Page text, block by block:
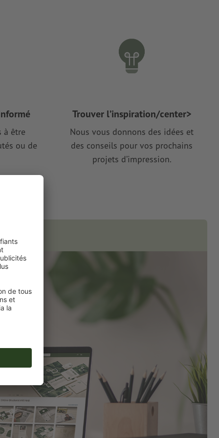
à être
ou de
Trouver l’inspiration/center>
Nous vous donnons des idées et
des conseils pour vos prochains
projets d’impression.